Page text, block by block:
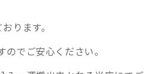
ります。
でご安心ください。